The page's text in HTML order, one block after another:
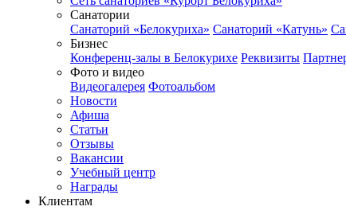
Санатории
Санаторий «Белокуриха» Санаторий «Катунь»
Бизнес
Конференц-залы в Белокурихе Реквизиты
Фото и видео
Видеогалерея Фотоальбом
Новости
Афиша
Статьи
Отзывы
Вакансии
Учебный центр
Награды
Клиентам